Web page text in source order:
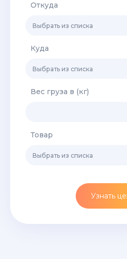
Откуда
Выбрать из списка
Куда
Выбрать из списка
Вес груза в (кг)
Товар
Выбрать из списка
Узнать